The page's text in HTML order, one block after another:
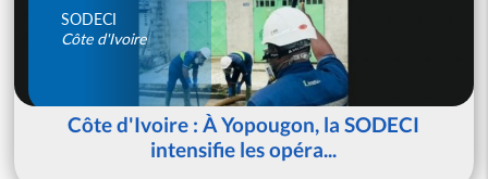
SODECI
Côte d'Ivoire
Côte d'Ivoire : À Yopougon, la SODECI
intensifie les opéra...